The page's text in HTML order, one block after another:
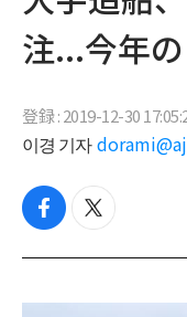
注...今年
登録 : 2019-12-30
이경 기자
f
c
b
t
i
t